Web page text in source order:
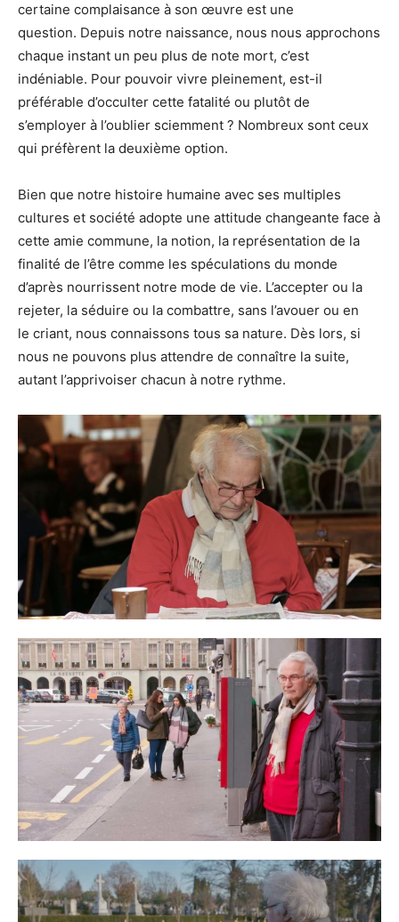
certaine complaisance à son œuvre est une
question. Depuis notre naissance, nous nous approchons
chaque instant un peu plus de note mort, c’est
indéniable. Pour pouvoir vivre pleinement, est-il
préférable d’occulter cette fatalité ou plutôt de
s’employer à l’oublier sciemment ? Nombreux sont ceux
qui préfèrent la deuxième option.
Bien que notre histoire humaine avec ses multiples
cultures et société adopte une attitude changeante face à
cette amie commune, la notion, la représentation de la
finalité de l’être comme les spéculations du monde
d’après nourrissent notre mode de vie. L’accepter ou la
rejeter, la séduire ou la combattre, sans l’avouer ou en
le criant, nous connaissons tous sa nature. Dès lors, si
nous ne pouvons plus attendre de connaître la suite,
autant l’apprivoiser chacun à notre rythme.